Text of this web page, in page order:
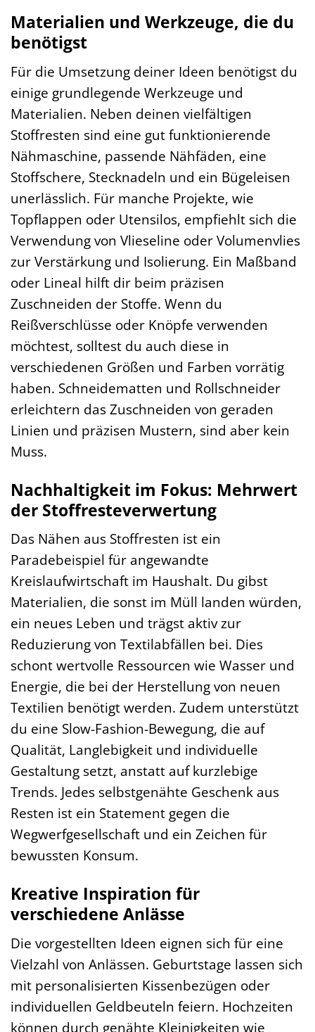
Materialien und Werkzeuge, die du
benötigst
Für die Umsetzung deiner Ideen benötigst du
einige grundlegende Werkzeuge und
Materialien. Neben deinen vielfältigen
Stoffresten sind eine gut funktionierende
Nähmaschine, passende Nähfäden, eine
Stoffschere, Stecknadeln und ein Bügeleisen
unerlässlich. Für manche Projekte, wie
Topflappen oder Utensilos, empfiehlt sich die
Verwendung von Vlieseline oder Volumenvlies
zur Verstärkung und Isolierung. Ein Maßband
oder Lineal hilft dir beim präzisen
Zuschneiden der Stoffe. Wenn du
Reißverschlüsse oder Knöpfe verwenden
möchtest, solltest du auch diese in
verschiedenen Größen und Farben vorrätig
haben. Schneidematten und Rollschneider
erleichtern das Zuschneiden von geraden
Linien und präzisen Mustern, sind aber kein
Muss.
Nachhaltigkeit im Fokus: Mehrwert
der Stoffresteverwertung
Das Nähen aus Stoffresten ist ein
Paradebeispiel für angewandte
Kreislaufwirtschaft im Haushalt. Du gibst
Materialien, die sonst im Müll landen würden,
ein neues Leben und trägst aktiv zur
Reduzierung von Textilabfällen bei. Dies
schont wertvolle Ressourcen wie Wasser und
Energie, die bei der Herstellung von neuen
Textilien benötigt werden. Zudem unterstützt
du eine Slow-Fashion-Bewegung, die auf
Qualität, Langlebigkeit und individuelle
Gestaltung setzt, anstatt auf kurzlebige
Trends. Jedes selbstgenähte Geschenk aus
Resten ist ein Statement gegen die
Wegwerfgesellschaft und ein Zeichen für
bewussten Konsum.
Kreative Inspiration für
verschiedene Anlässe
Die vorgestellten Ideen eignen sich für eine
Vielzahl von Anlässen. Geburtstage lassen sich
mit personalisierten Kissenbezügen oder
individuellen Geldbeuteln feiern. Hochzeiten
können durch genähte Kleinigkeiten wie